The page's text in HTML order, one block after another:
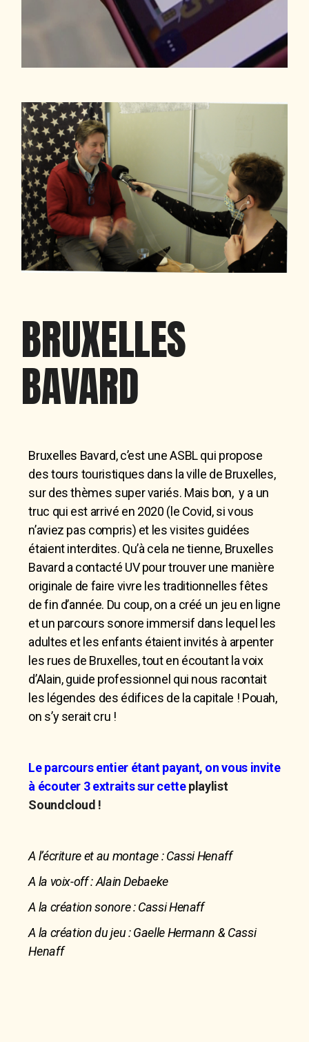
BRUXELLES
BAVARD
Bruxelles Bavard, c’est une ASBL qui propose
des tours touristiques dans la ville de Bruxelles,
sur des thèmes super variés. Mais bon, y a un
truc qui est arrivé en 2020 (le Covid, si vous
n’aviez pas compris) et les visites guidées
étaient interdites. Qu’à cela ne tienne, Bruxelles
Bavard a contacté UV pour trouver une manière
originale de faire vivre les traditionnelles fêtes
de fin d’année. Du coup, on a créé un jeu en ligne
et un parcours sonore immersif dans lequel les
adultes et les enfants étaient invités à arpenter
les rues de Bruxelles, tout en écoutant la voix
d’Alain, guide professionnel qui nous racontait
les légendes des édifices de la capitale ! Pouah,
on s’y serait cru !
Le parcours entier étant payant, on vous invite
à écouter 3 extraits sur cette playlist
Soundcloud !
A l’écriture et au montage : Cassi Henaff
A la voix-off : Alain Debaeke
A la création sonore : Cassi Henaff
A la création du jeu : Gaelle Hermann & Cassi
Henaff